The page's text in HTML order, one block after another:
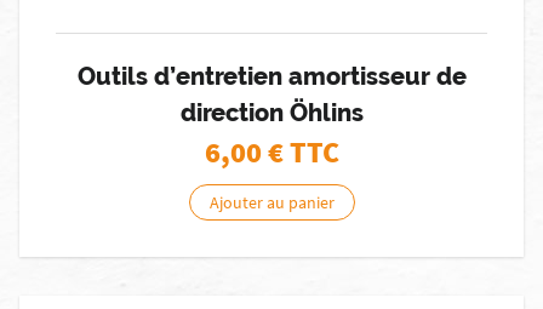
Outils d’entretien amortisseur de
direction Öhlins
6,00€ TTC
Ajouter au panier